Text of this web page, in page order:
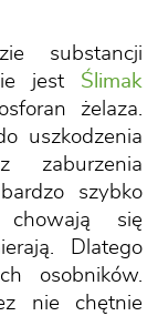
substancji
jest Ślimak
żelaza.
uszkodzenia
zaburzenia
szybko
chowają się
Dlatego
osobników.
nie chętnie